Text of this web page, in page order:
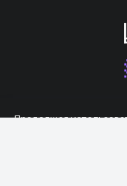
Продолжая